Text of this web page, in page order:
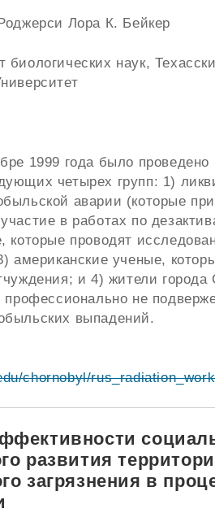
Лора К. Бейкер
биологических наук,
1999 года было проведено
четырех групп: 1)
аварии (которые
в работах по
которые проводят
американские ученые,
и 4) жители города
профессионально не
выпадений.
chornobyl/
развития
загрязнения в